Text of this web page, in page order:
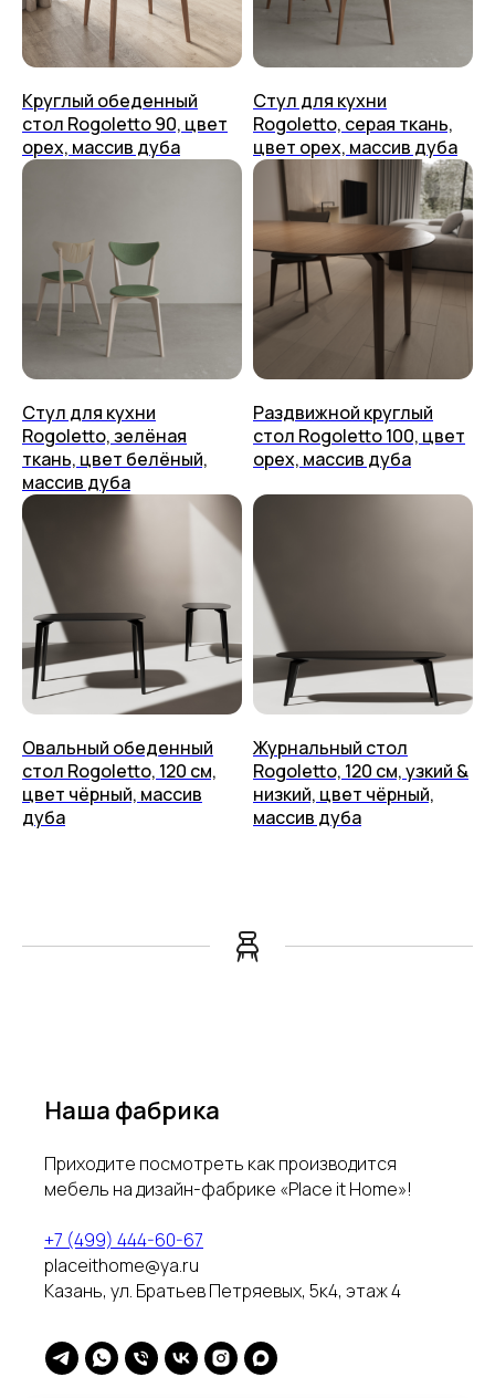
Круглый обеденный
стол Rogoletto 90, цвет
орех, массив дуба
Стул для кухни
Rogoletto, серая ткань,
цвет орех, массив дуба
Стул для кухни
Rogoletto, зелёная
ткань, цвет белёный,
массив дуба
Раздвижной круглый
стол Rogoletto 100, цвет
орех, массив дуба
Овальный обеденный
стол Rogoletto, 120 см,
цвет чёрный, массив
дуба
Журнальный стол
Rogoletto, 120 см, узкий &
низкий, цвет чёрный,
массив дуба
Наша фабрика
Приходите посмотреть как производится
мебель на дизайн-фабрике «Place it Home»!
+7 (499) 444-60-67
placeithome@ya.ru
Казань, ул. Братьев Петряевых, 5к4, этаж 4
placeithome@ya.ru
Контакты
+7 (499) 444-60-67
Пользовательское соглашение
Политика конфиденциальности
Возврат
Техподдержка
Гарантия и уход
Упаковка
Приём изделия
Аксессуары